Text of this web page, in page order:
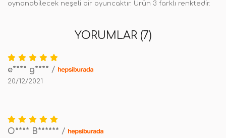
oynanabilecek neşeli bir oyuncaktır. Ürün 3 farklı renktedir.
YORUMLAR (7)
e**** g**** /
20/12/2021
O**** B****** /